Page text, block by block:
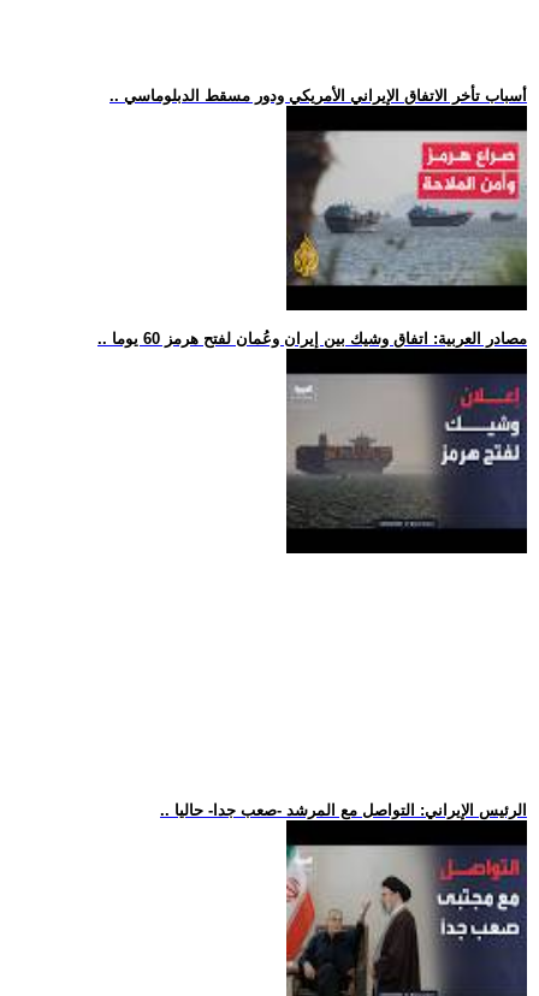
.. أسباب تأخر الاتفاق الإيراني الأمريكي ودور مسقط الدبلوماسي
.. مصادر العربية: اتفاق وشيك بين إيران وعُمان لفتح هرمز 60 يوما
.. الرئيس الإيراني: التواصل مع المرشد -صعب جدا- حاليا